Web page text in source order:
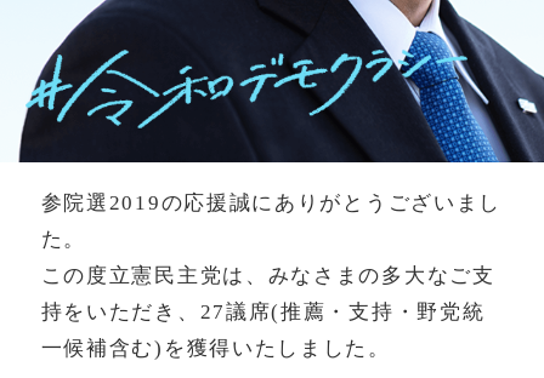
参院選2019の応援誠にありがとうございまし
た。
この度立憲民主党は、みなさまの多大なご支
持をいただき、27議席(推薦・支持・野党統
一候補含む)を獲得いたしました。